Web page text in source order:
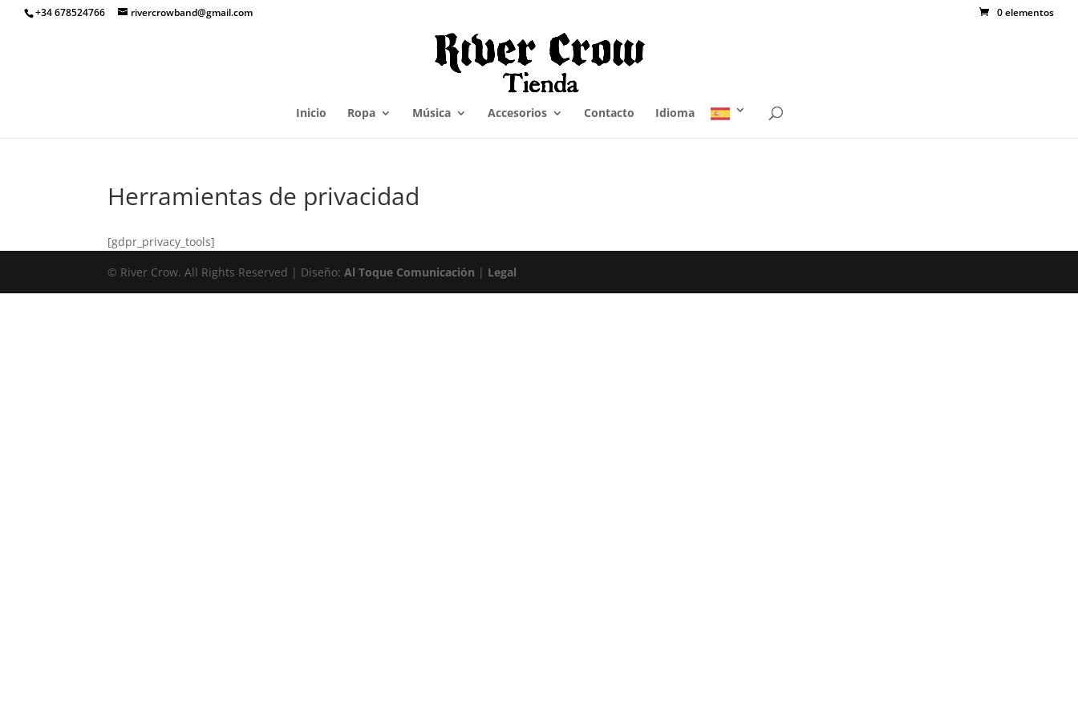
+34 678524766 rivercrowband@gmail.com 0 elementos
Inicio Ropa Música Accesorios Contacto Idioma
Herramientas de privacidad
[gdpr_privacy_tools]
© River Crow. All Rights Reserved | Diseño:Al Toque Comunicación | Legal